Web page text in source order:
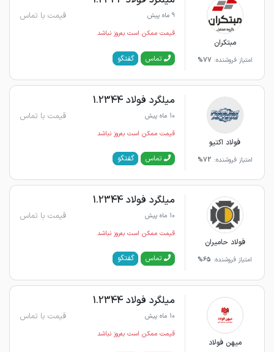
مبتکران
امتیاز فروشنده: 77%
9 ماه پیش قیمت با تماس
قیمت ممکن است به‌روز نباشد
تماس گفتگو
فولاد اکتیو
امتیاز فروشنده: 72%
میلگرد فولاد 1.2344
10 ماه پیش قیمت با تماس
قیمت ممکن است به‌روز نباشد
تماس گفتگو
فولاد حامیران
امتیاز فروشنده: 65%
میلگرد فولاد 1.2344
10 ماه پیش قیمت با تماس
قیمت ممکن است به‌روز نباشد
تماس گفتگو
میهن فولاد
میلگرد فولاد 1.2344
10 ماه پیش قیمت با تماس
قیمت ممکن است به‌روز نباشد